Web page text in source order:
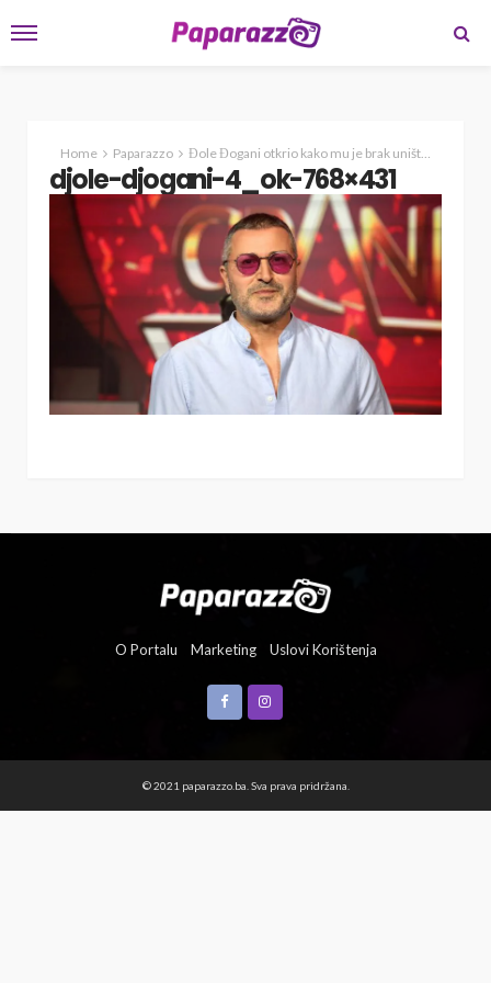
Home Paparazzo Đole Đogani otkrio kako mu je brak uništen za tren oka
djole-djogani-4_ok-768×431
O Portalu Marketing Uslovi Korištenja
© 2021 paparazzo.ba. Sva prava pridržana.